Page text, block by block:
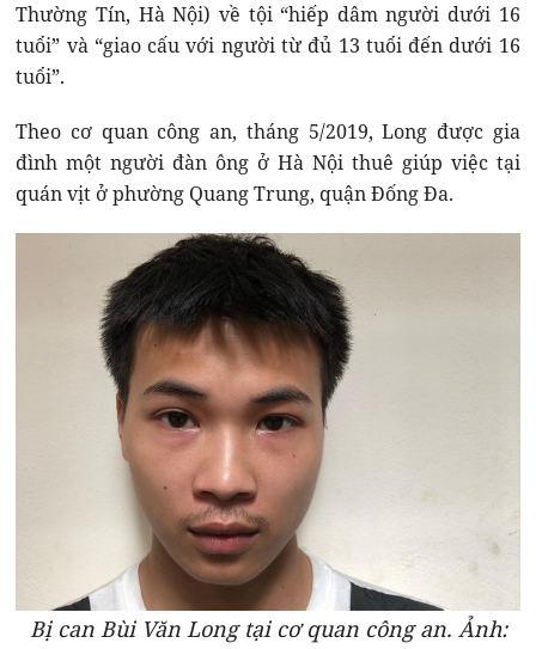
Thường Tín, Hà Nội) về tội “hiếp dâm người dưới 16
tuổi” và “giao cấu với người từ đủ 13 tuổi đến dưới 16
tuổi”.
Theo cơ quan công an, tháng 5/2019, Long được gia
đình một người đàn ông ở Hà Nội thuê giúp việc tại
quán vịt ở phường Quang Trung, quận Đống Đa.
Bị can Bùi Văn Long tại cơ quan công an. Ảnh: